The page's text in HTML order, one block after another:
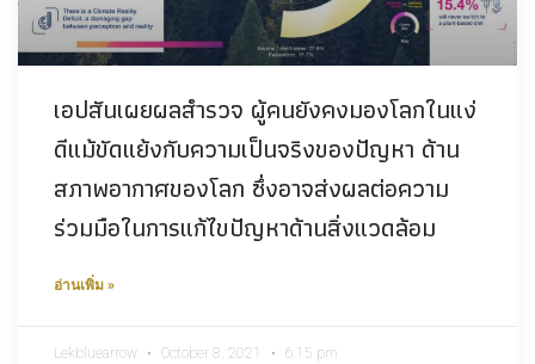
เอปสันเผยผลสำรวจ ผู้คนยังคงมองโลกในแง่
ดีแม้ขัดแย้งกับความเป็นจริงของปัญหา ด้าน
สภาพอากาศของโลก ซึ่งอาจส่งผลต่อความ
ร่วมมือในการแก้ไขปัญหาด้านสิ่งแวดล้อม
อ่านเพิ่ม »
Lekbluearrow October 8, 2021 6:15 pm